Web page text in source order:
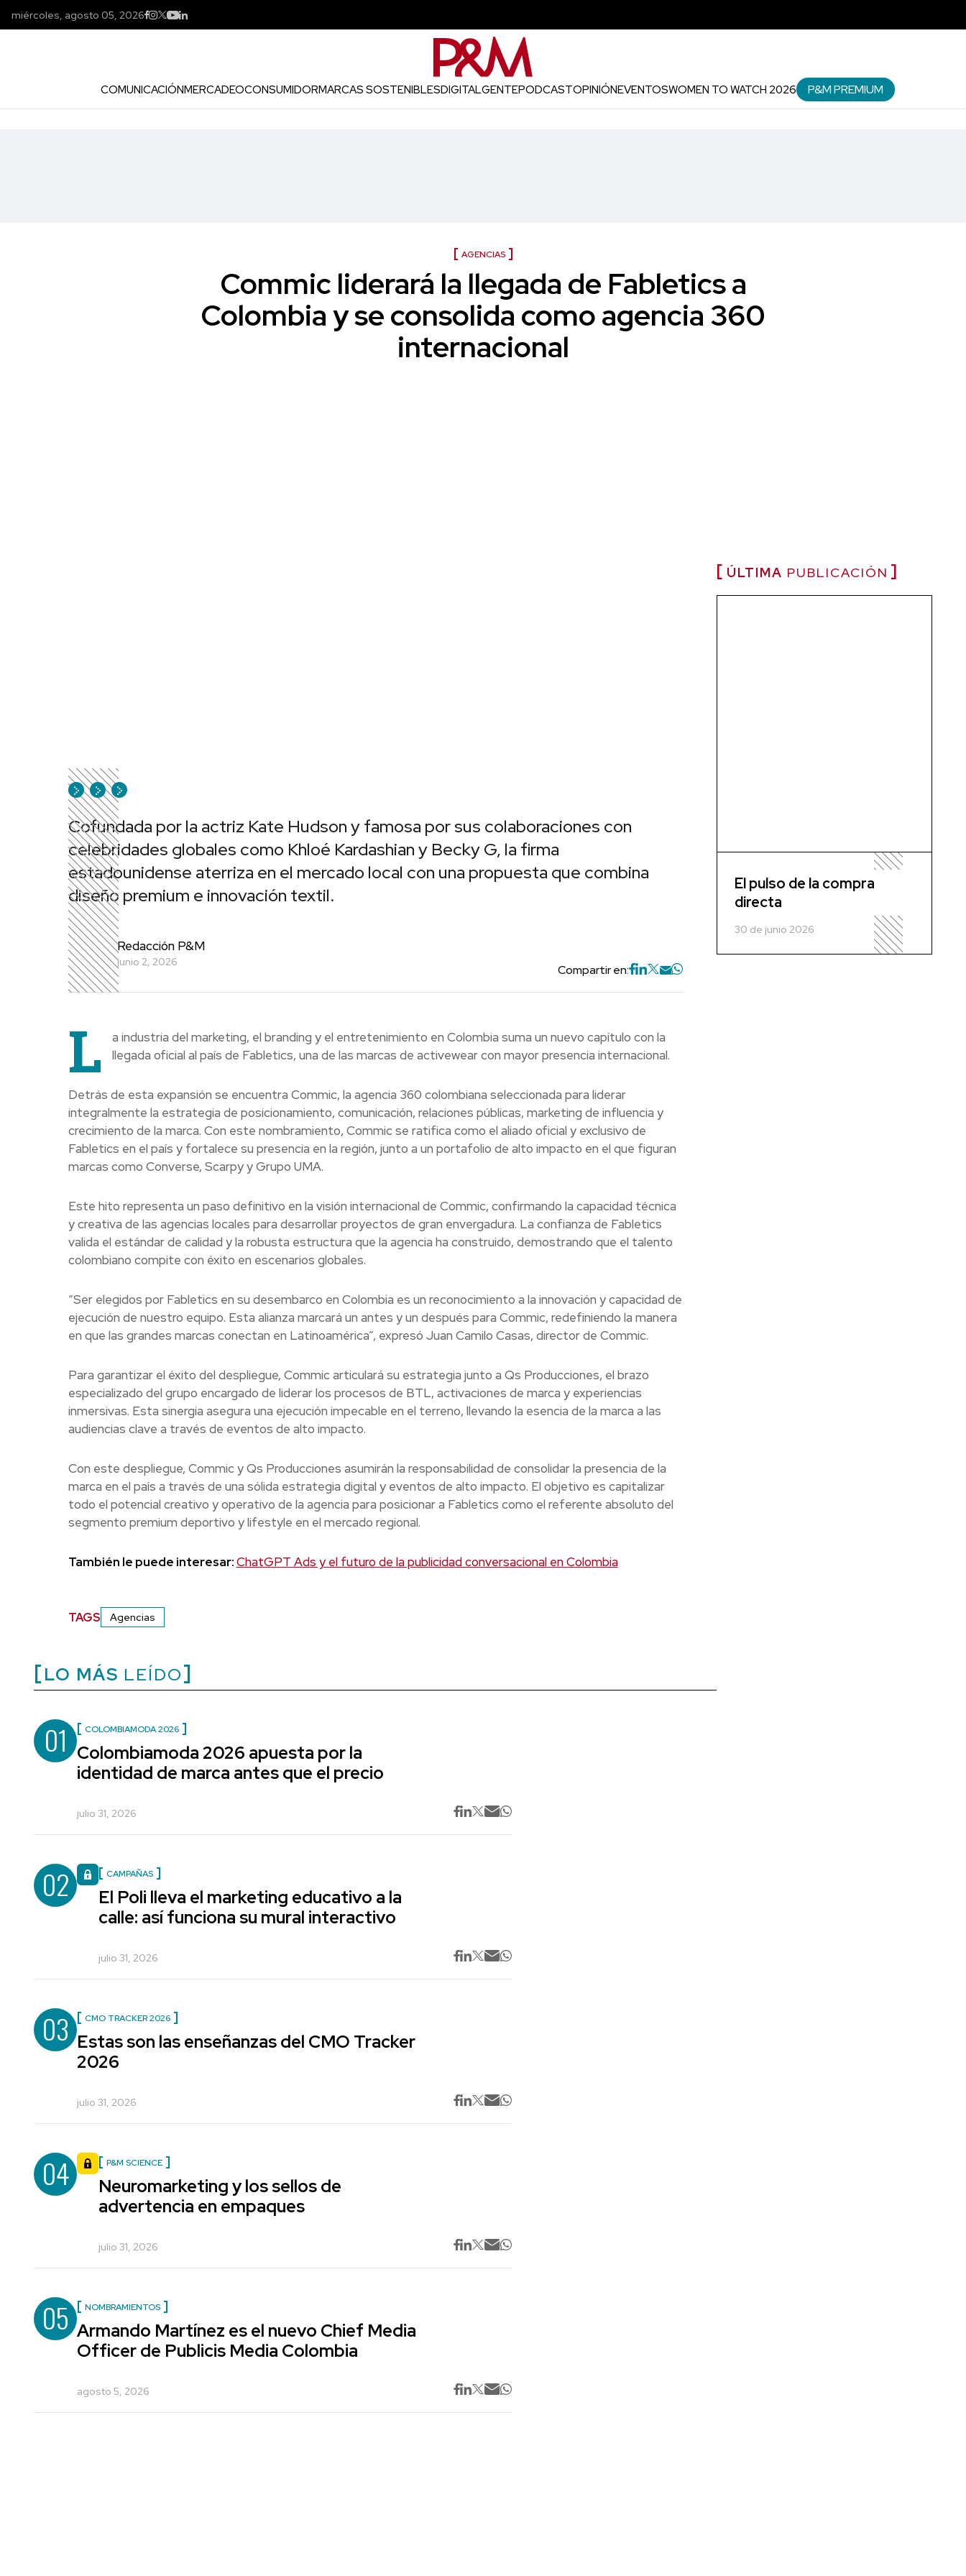
miércoles, agosto 05, 2026
COMUNICACIÓNMERCADEOCONSUMIDORMARCAS SOSTENIBLESDIGITALGENTEPODCASTOPINIÓNEVENTOSWOMEN TO WATCH 2026 P&M PREMIUM
AGENCIAS
Commic liderará la llegada de Fabletics a
Colombia y se consolida como agencia 360
internacional
Cofundada por la actriz Kate Hudson y famosa por sus colaboraciones con
celebridades globales como Khloé Kardashian y Becky G, la firma
estadounidense aterriza en el mercado local con una propuesta que combina
diseño premium e innovación textil.
Redacción P&M
junio 2, 2026
Compartir en:
L
a industria del marketing, el branding y el entretenimiento en Colombia suma un nuevo capítulo con la
llegada oficial al país de Fabletics, una de las marcas de activewear con mayor presencia internacional.
Detrás de esta expansión se encuentra Commic, la agencia 360 colombiana seleccionada para liderar
integralmente la estrategia de posicionamiento, comunicación, relaciones públicas, marketing de influencia y
crecimiento de la marca. Con este nombramiento, Commic se ratifica como el aliado oficial y exclusivo de
Fabletics en el país y fortalece su presencia en la región, junto a un portafolio de alto impacto en el que figuran
marcas como Converse, Scarpy y Grupo UMA.
Este hito representa un paso definitivo en la visión internacional de Commic, confirmando la capacidad técnica
y creativa de las agencias locales para desarrollar proyectos de gran envergadura. La confianza de Fabletics
valida el estándar de calidad y la robusta estructura que la agencia ha construido, demostrando que el talento
colombiano compite con éxito en escenarios globales.
“Ser elegidos por Fabletics en su desembarco en Colombia es un reconocimiento a la innovación y capacidad de
ejecución de nuestro equipo. Esta alianza marcará un antes y un después para Commic, redefiniendo la manera
en que las grandes marcas conectan en Latinoamérica”, expresó Juan Camilo Casas, director de Commic.
Para garantizar el éxito del despliegue, Commic articulará su estrategia junto a Qs Producciones, el brazo
especializado del grupo encargado de liderar los procesos de BTL, activaciones de marca y experiencias
inmersivas. Esta sinergia asegura una ejecución impecable en el terreno, llevando la esencia de la marca a las
audiencias clave a través de eventos de alto impacto.
Con este despliegue, Commic y Qs Producciones asumirán la responsabilidad de consolidar la presencia de la
marca en el país a través de una sólida estrategia digital y eventos de alto impacto. El objetivo es capitalizar
todo el potencial creativo y operativo de la agencia para posicionar a Fabletics como el referente absoluto del
segmento premium deportivo y lifestyle en el mercado regional.
También le puede interesar:ChatGPT Ads y el futuro de la publicidad conversacional en Colombia
TAGS Agencias
LO MÁS LEÍDO
01 COLOMBIAMODA 2026
Colombiamoda 2026 apuesta por la
identidad de marca antes que el precio
julio 31, 2026
02 CAMPAÑAS
El Poli lleva el marketing educativo a la
calle: así funciona su mural interactivo
julio 31, 2026
03 CMO TRACKER 2026
Estas son las enseñanzas del CMO Tracker
2026
julio 31, 2026
04 P&M SCIENCE
Neuromarketing y los sellos de
advertencia en empaques
julio 31, 2026
05 NOMBRAMIENTOS
Armando Martínez es el nuevo Chief Media
Officer de Publicis Media Colombia
agosto 5, 2026
ÚLTIMA PUBLICACIÓN
El pulso de la compra
directa
30 de junio 2026